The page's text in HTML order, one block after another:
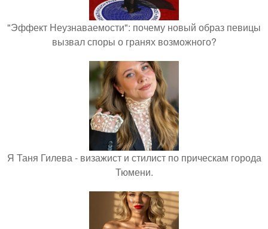
"Эффект Неузнаваемости": почему новый образ певицы
вызвал споры о гранях возможного?
Я Таня Гилева - визажист и стилист по прическам города
Тюмени.